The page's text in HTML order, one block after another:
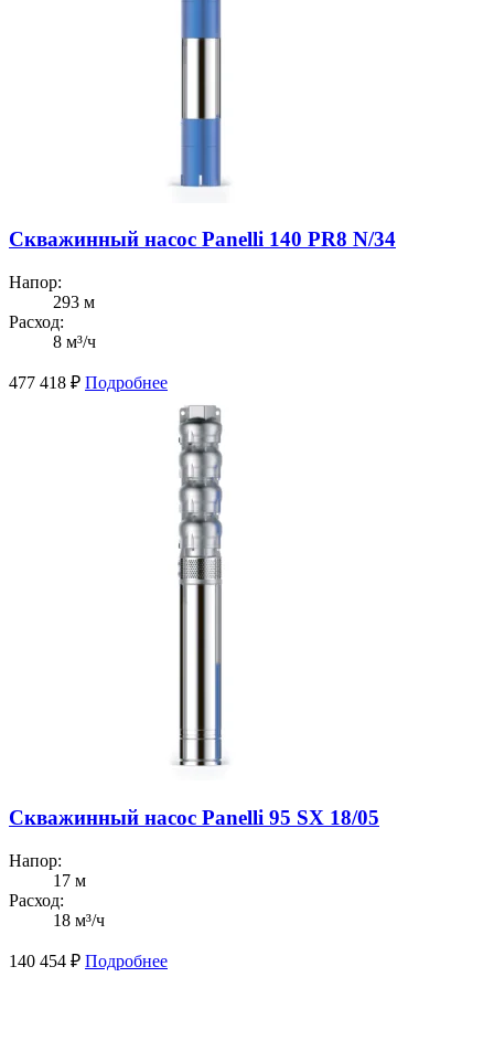
Скважинный насос Panelli 140 PR8 N/34
Напор:
293 м
Расход:
8 м³/ч
477 418 ₽ Подробнее
Скважинный насос Panelli 95 SX 18/05
Напор:
17 м
Расход:
18 м³/ч
140 454 ₽ Подробнее